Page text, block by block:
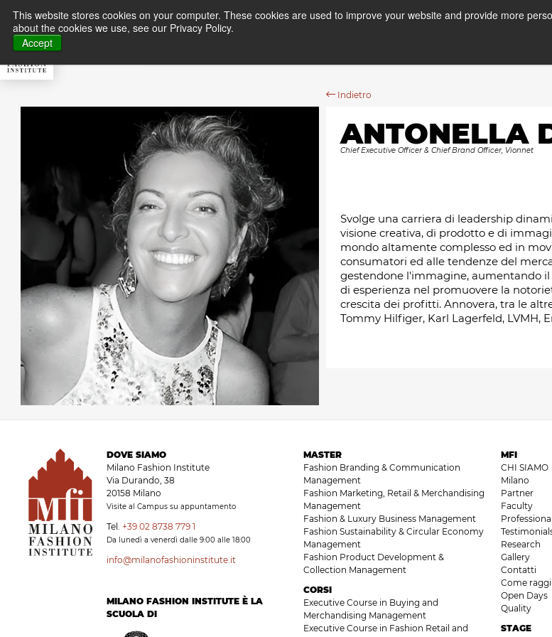
This website stores cookies on your computer. These cookies are used to improve your website and provide more
about the cookies we use, see our Privacy Policy.
Accept
About MFI
Indietro
ANTONELLA
Chief Executive Officer & Chief Brand Officer, Vionnet
Svolge una carriera di leadership
visione creativa, di prodotto e di
mondo altamente complesso ed in
consumatori ed alle tendenze del
gestendone l'immagine, aumentando
di esperienza nel promuovere la
crescita dei profitti. Annovera, tra le
Tommy Hilfiger, Karl Lagerfeld, LVMH,
DOVE SIAMO
Milano Fashion Institute
Via Durando, 38
20158 Milano
Visite al Campus su appuntamento
Tel. +39 02 8738 779 1
Da lunedì a venerdì dalle 9:00 alle 18:00
info@milanofashioninstitute.it
MILANO FASHION INSTITUTE È LA
SCUOLA DI
MASTER
Fashion Branding & Communication
Management
Fashion Marketing, Retail & Merchandising
Management
Fashion & Luxury Business Management
Fashion Sustainability & Circular Economy
Management
Fashion Product Development &
Collection Management
CORSI
Executive Course in Buying and
Merchandising Management
Executive Course in Fashion Retail and
MFI
CHI SIAMO
Milano
Partner
Faculty
Research
Gallery
Contatti
Come
Open Days
Quality
STAGE